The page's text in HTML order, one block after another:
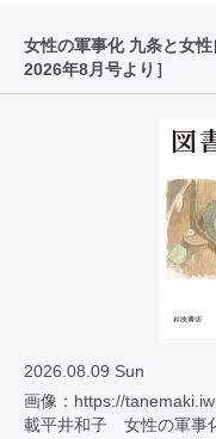
女性の軍事化 九条と女性
2026年8月号より］
2026.08.09 Sun
画像：https://
載平井和子 女性の軍事